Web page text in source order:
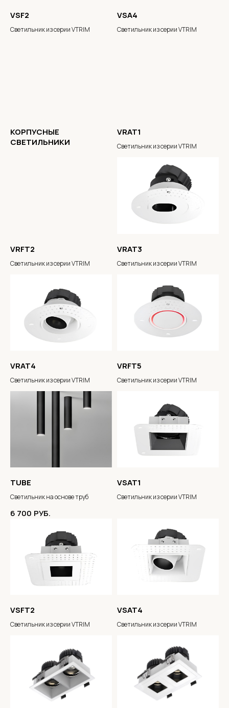
VSF2
Светильник из серии VTRIM
VSA4
Светильник из серии VTRIM
КОРПУСНЫЕ
СВЕТИЛЬНИКИ
VRAT1
Светильник из серии VTRIM
VRFT2
Светильник из серии VTRIM
VRAT3
Светильник из серии VTRIM
VRAT4
Светильник из серии VTRIM
VRFT5
Светильник из серии VTRIM
TUBE
Светильник на основе труб
6 700 РУБ.
VSAT1
Светильник из серии VTRIM
VSFT2
Светильник из серии VTRIM
VSAT4
Светильник из серии VTRIM